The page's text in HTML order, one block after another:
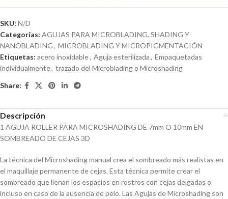
SKU: N/D
Categorías: AGUJAS PARA MICROBLADING, SHADING Y
NANOBLADING, MICROBLADING Y MICROPIGMENTACIÓN
Etiquetas: acero inoxidable, Aguja esterilizada, Empaquetadas
individualmente, trazado del Microblading o Microshading
Share:
Descripción
1 AGUJA ROLLER PARA MICROSHADING DE 7mm O 10mm EN
SOMBREADO DE CEJAS 3D
La técnica del Microshading manual crea el sombreado más realistas en
el maquillaje permanente de cejas. Esta técnica permite crear el
sombreado que llenan los espacios en rostros con cejas delgadas o
incluso en caso de la ausencia de pelo. Las Agujas de Microshading son